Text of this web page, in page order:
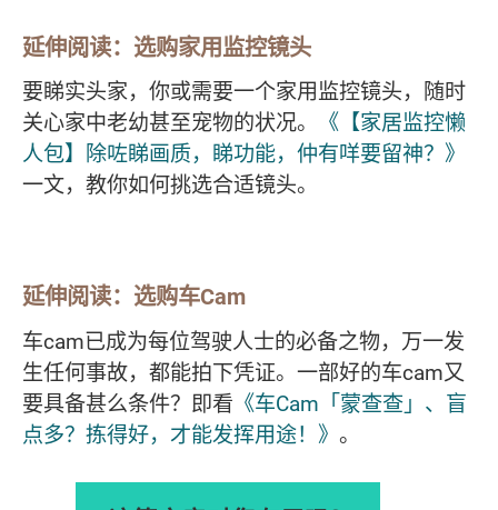
延伸阅读：选购家用监控镜头
要睇实头家，你或需要一个家用监控镜头，随时
关心家中老幼甚至宠物的状况。
《【家居监控懒
人包】除咗睇画质，睇功能，仲有咩要留神？》
一文，教你如何挑选合适镜头。
延伸阅读：选购车Cam
车cam已成为每位驾驶人士的必备之物，万一发
生任何事故，都能拍下凭证。一部好的车cam又
要具备甚么条件？即看 《车Cam「蒙查查」、盲
点多？拣得好，才能发挥用途！》 。